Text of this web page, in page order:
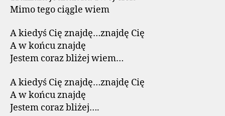
Mimo tego ciągle wiem
A kiedyś Cię znajdę…znajdę Cię
A w końcu znajdę
Jestem coraz bliżej wiem…
A kiedyś Cię znajdę…znajdę Cię
A w końcu znajdę
Jestem coraz bliżej….